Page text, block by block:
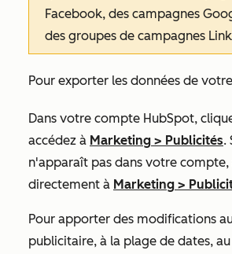
Facebook, des campagnes
des groupes de campagnes
Pour exporter les données de
Dans votre compte HubSpot,
accédez à Marketing > Publicités.
n'apparaît pas dans votre compte,
directement à Marketing >
Pour apporter des modifications
publicitaire, à la plage de dates,